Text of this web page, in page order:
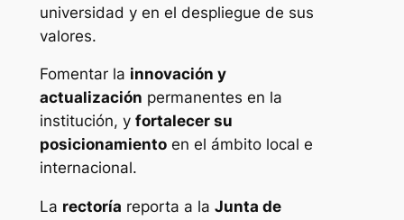
universidad y en el despliegue de sus
valores.
Fomentar la innovación y
actualización permanentes en la
institución, y fortalecer su
posicionamientoen el ámbito local e
internacional.
La rectoría reporta a la Junta de